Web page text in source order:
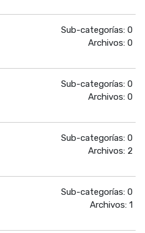
Sub-categorías: 0
Archivos: 0
Sub-categorías: 0
Archivos: 0
Sub-categorías: 0
Archivos: 2
Sub-categorías: 0
Archivos: 1